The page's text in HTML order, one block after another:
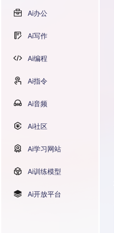
Ai办公
Ai写作
Ai编程
Ai指令
Ai音频
Ai社区
Ai学习网站
Ai训练模型
Ai开放平台